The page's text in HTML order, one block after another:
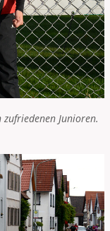
Junioren.